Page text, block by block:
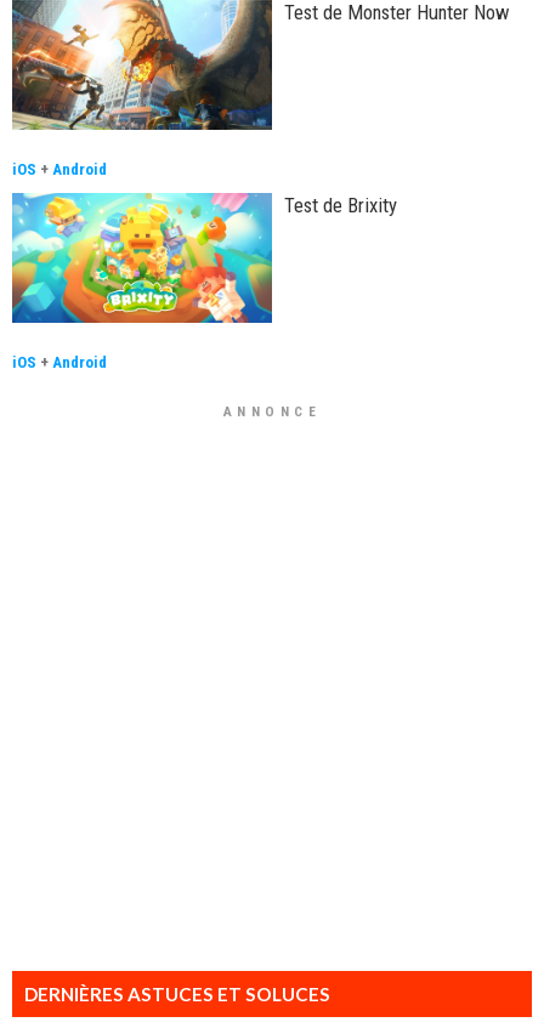
Test de Monster Hunter Now
iOS + Android
Test de Brixity
iOS + Android
ANNONCE
DERNIÈRES ASTUCES ET SOLUCES